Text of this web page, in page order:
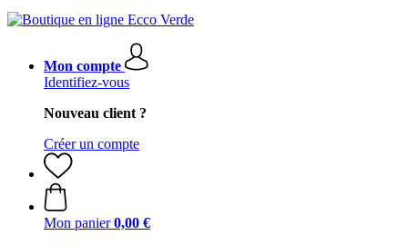
Mon compte
Identifiez-vous
Nouveau client ?
Créer un compte
Mon panier 0,00 €